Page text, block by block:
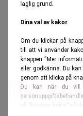
laglig grund.
Dina val av kakor
Om du klickar på
till att vi använder
knappen “Mer
eller godkänna. Du
genom att klicka på
Du kan när du vill
på “hantera kakor” på